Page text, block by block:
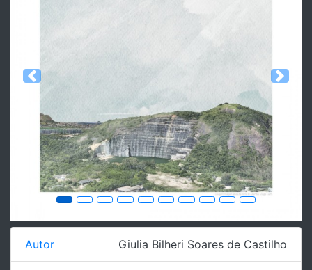
Previous Next
Autor Giulia Bilheri Soares de Castilho